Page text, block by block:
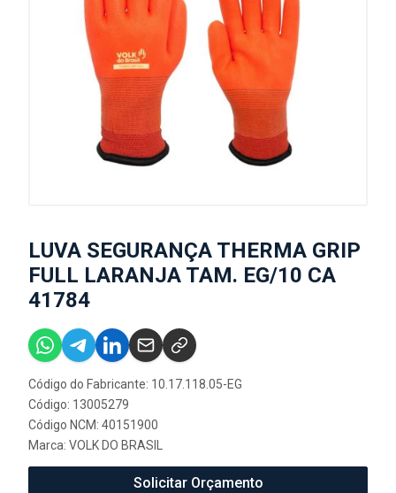
LUVA SEGURANÇA THERMA GRIP
FULL LARANJA TAM. EG/10 CA
41784
Código do Fabricante: 10.17.118.05-EG
Código: 13005279
Código NCM: 40151900
Marca: VOLK DO BRASIL
Solicitar Orçamento